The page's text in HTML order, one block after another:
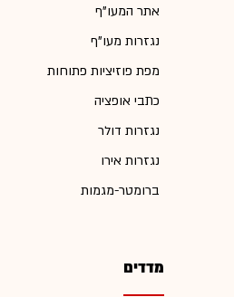
אתר המעו"ף
נגזרות מעו"ף
מפת פוזיציות פתוחות
כתבי אופציה
נגזרות דולר
נגזרות אירו
ברומטר-מגמות
מדדים